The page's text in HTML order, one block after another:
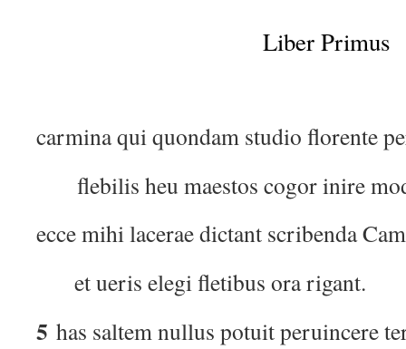
Liber Primus
carmina qui quondam studio florente
flebilis heu maestos cogor inire
ecce mihi lacerae dictant scribenda
et ueris elegi fletibus ora rigant.
5 has saltem nullus potuit peruincere